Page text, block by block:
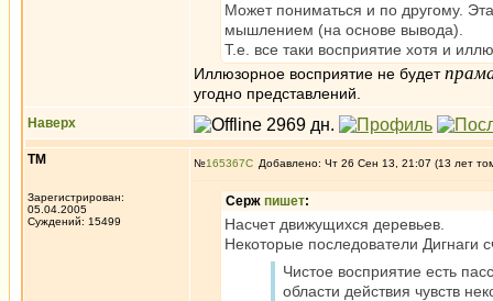
Может пониматься и по другому.
мышлением (на основе вывода).
Т.е. все таки восприятие хотя и
Иллюзорное восприятие не будет
угодно представлений.
Наверх
ТМ
Зарегистрирован:
05.04.2005
Суждений: 15499
№165367 Добавлено: Чт 26 Сен 13, 21:07 (13 лет
Серж пишет:
Насчет движущихся деревьев.
Некоторые последователи Дигнаги
Чистое восприятие есть
области действия чувств